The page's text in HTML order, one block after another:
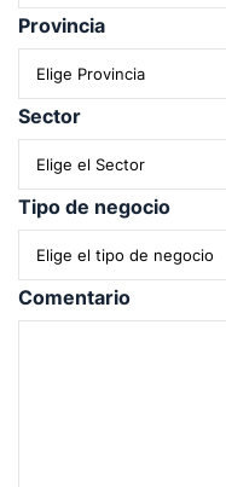
Provincia
Sector
Tipo de negocio
Comentario